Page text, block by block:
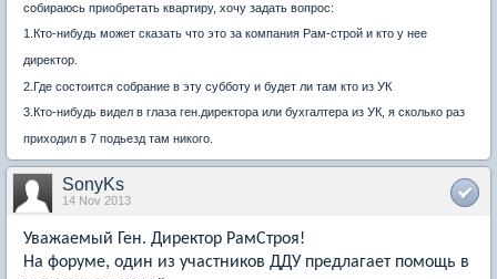
собираюсь приобретать квартиру, хочу задать вопрос:
1.Кто-нибудь может сказать что это за компания Рам-строй и кто у нее
директор.
2.Где состоится собрание в эту субботу и будет ли там кто из УК
3.Кто-нибудь видел в глаза ген.директора или бухгалтера из УК, я сколько раз
приходил в 7 подьезд там никого.
SonyKs
14 Nov 2013
Уважаемый Ген. Директор РамСтроя!
На форуме, один из участников ДДУ предлагает помощь в